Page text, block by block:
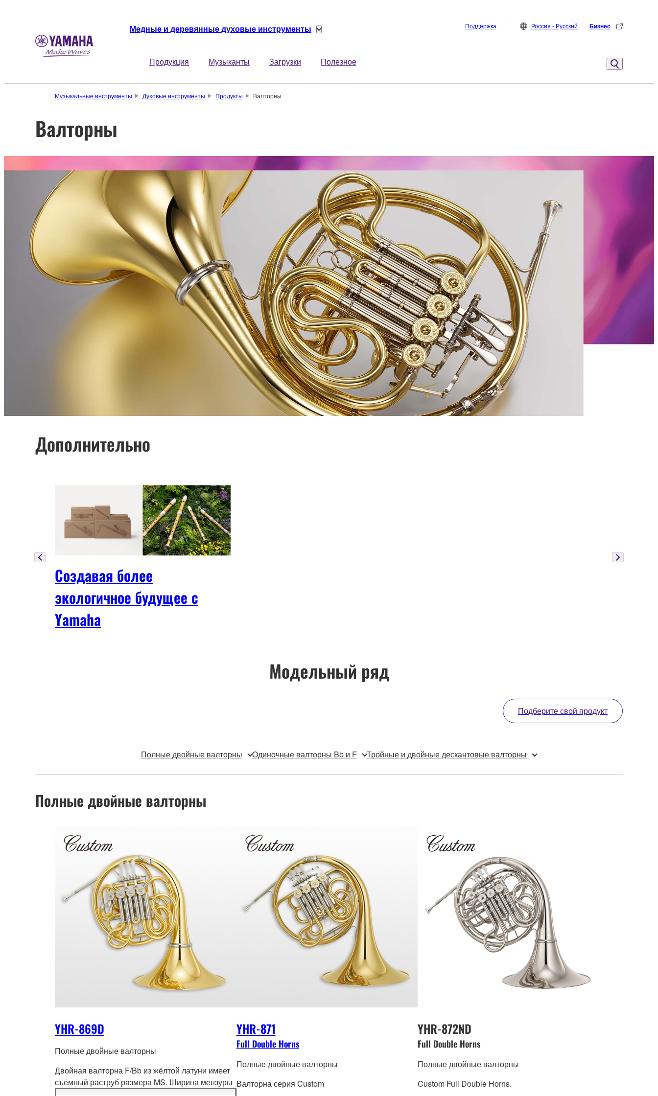
Медные и деревянные духовые инструменты
Продукция Музыканты Загрузки Полезное
Поддержка Россия - Русский Бизнес
Музыкальные инструменты Духовые инструменты Продукты Валторны
Валторны
Дополнительно
Создавая более
экологичное будущее с
Yamaha
Модельный ряд
Подберите свой продукт
Полные двойные валторны Одиночные валторны Bb и F Тройные и двойные дескантовые валторны
Полные двойные валторны
YHR-869D
Полные двойные валторны
Двойная валторна F/Bb из жёлтой латуни имеет
съёмный раструб размера MS. Ширина мензуры
YHR-871
Full Double Horns
Полные двойные валторны
Валторна серия Custom
YHR-872ND
Full Double Horns
Полные двойные валторны
Custom Full Double Horns.